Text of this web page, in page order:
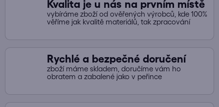
p
i
u
Kvalita je u nás na prvním místě
vybíráme zboží od ověřených výrobců, kde 100%
věříme jak kvalitě materiálů, tak zpracování
Rychlé a bezpečné doručení
zboží máme skladem, doručíme vám ho
obratem a zabalené jako v peřince